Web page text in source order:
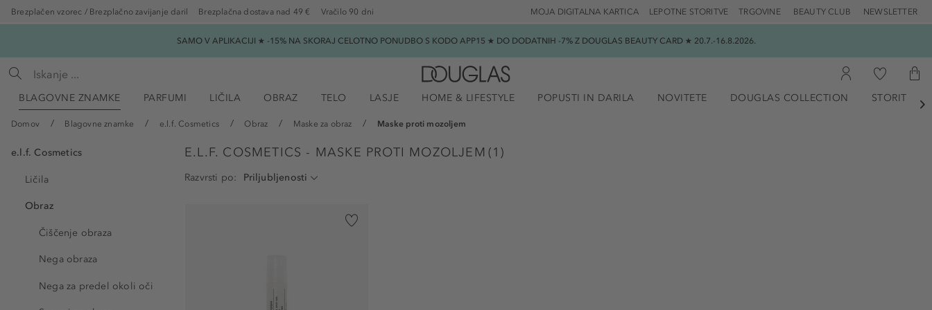
Brezplačen vzorec / Brezplačno zavijanje daril Brezplačna dostava nad 49 € Vračilo 90 dni TRGOVINE BEAUTY CLUB NEWSLETTER
LEPOTNE STORITVE
MOJA DIGITALNA KARTICA
SAMO V APLIKACIJI ★ -15% NA SKORAJ CELOTNO PONUDBO S KODO APP15 ★ DO DODATNIH -7% Z DOUGLAS BEAUTY CARD ★ 20.7.-16.8.2026.
BLAGOVNE ZNAMKE PARFUMI LIČILA OBRAZ TELO LASJE HOME & LIFESTYLE POPUSTI IN DARILA NOVITETE DOUGLAS COLLECTION STORITVE

Domov Blagovne znamke e.l.f. Cosmetics Obraz Maske za obraz Maske proti mozoljem
e.l.f. Cosmetics
Ličila
Obraz
Čiščenje obraza
Nega obraza
Nega za predel okoli oči
E.L.F. COSMETICS - MASKE PROTI MOZOLJEM (1 )
Razvrsti po